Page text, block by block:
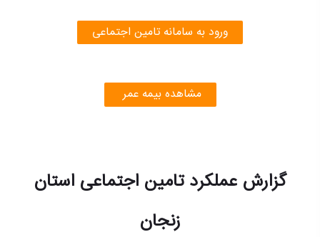
ورود به سامانه تامین اجتماعی
مشاهده بیمه عمر
گزارش عملکرد تامین اجتماعی استان
زنجان